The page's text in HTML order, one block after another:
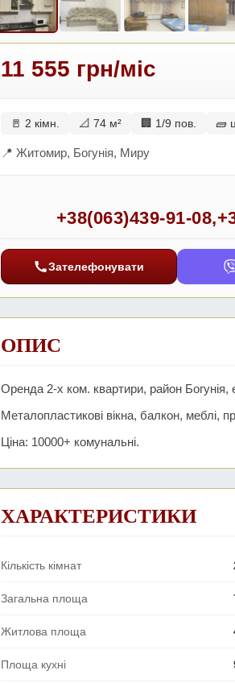
11 555 грн/міс
🚪 2 кімн. 📐 74 м² 🏢 1/9 пов. 🧱
📍 Житомир, Богунія, Миру
+38(063)439-91-08,
Зателефонувати
ОПИС
Оренда 2-х ком. квартири, район Богунія,
Металопластикові вікна, балкон, меблі,
Ціна: 10000+ комунальні.
ХАРАКТЕРИСТИКИ
Кількість кімнат
Загальна площа
Житлова площа
Площа кухні